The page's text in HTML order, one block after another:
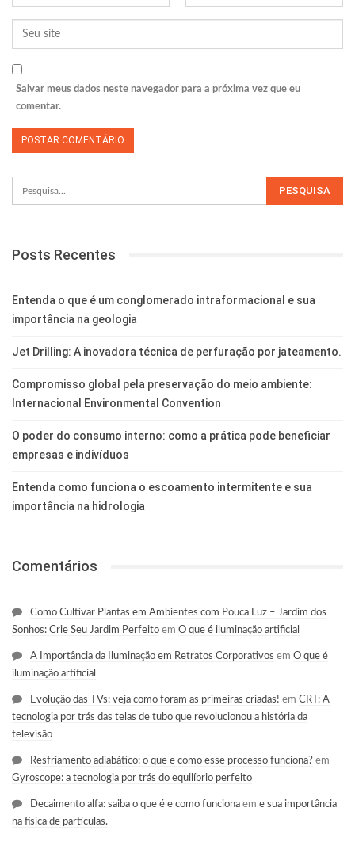
Salvar meus dados neste navegador para a próxima vez que eu
comentar.
Posts Recentes
Entenda o que é um conglomerado intraformacional e sua
importância na geologia
Jet Drilling: A inovadora técnica de perfuração por jateamento.
Compromisso global pela preservação do meio ambiente:
Internacional Environmental Convention
O poder do consumo interno: como a prática pode beneficiar
empresas e indivíduos
Entenda como funciona o escoamento intermitente e sua
importância na hidrologia
Comentários
Como Cultivar Plantas em Ambientes com Pouca Luz – Jardim dos
Sonhos: Crie Seu Jardim Perfeito em O que é iluminação artificial
A Importância da Iluminação em Retratos Corporativos em O que é
iluminação artificial
Evolução das TVs: veja como foram as primeiras criadas! em CRT: A
tecnologia por trás das telas de tubo que revolucionou a história da
televisão
Resfriamento adiabático: o que e como esse processo funciona? em
Gyroscope: a tecnologia por trás do equilíbrio perfeito
Decaimento alfa: saiba o que é e como funciona em e sua importância
na física de partículas.